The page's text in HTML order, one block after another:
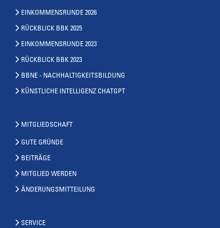
EINKOMMENSRUNDE 2026
RÜCKBLICK BBK 2025
EINKOMMENSRUNDE 2023
RÜCKBLICK BBK 2023
BBNE - NACHHALTIGKEITSBILDUNG
KÜNSTLICHE INTELLIGENZ CHATGPT
MITGLIEDSCHAFT
GUTE GRÜNDE
BEITRÄGE
MITGLIED WERDEN
ÄNDERUNGSMITTEILUNG
SERVICE